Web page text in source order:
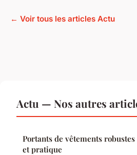
← Voir tous les articles Actu
Actu — Nos autres
Portants de vêtements
et pratique